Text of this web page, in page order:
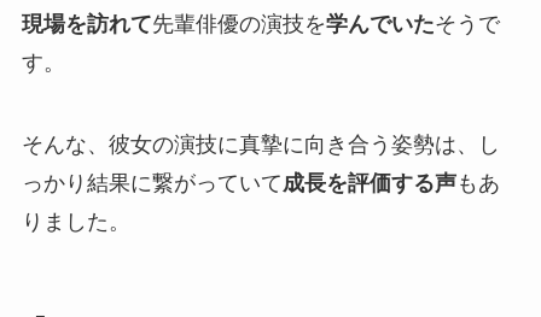
現場を訪れて先輩俳優の演技を学んでいたそうで
す。
そんな、彼女の演技に真摯に向き合う姿勢は、し
っかり結果に繋がっていて成長を評価する声もあ
りました。